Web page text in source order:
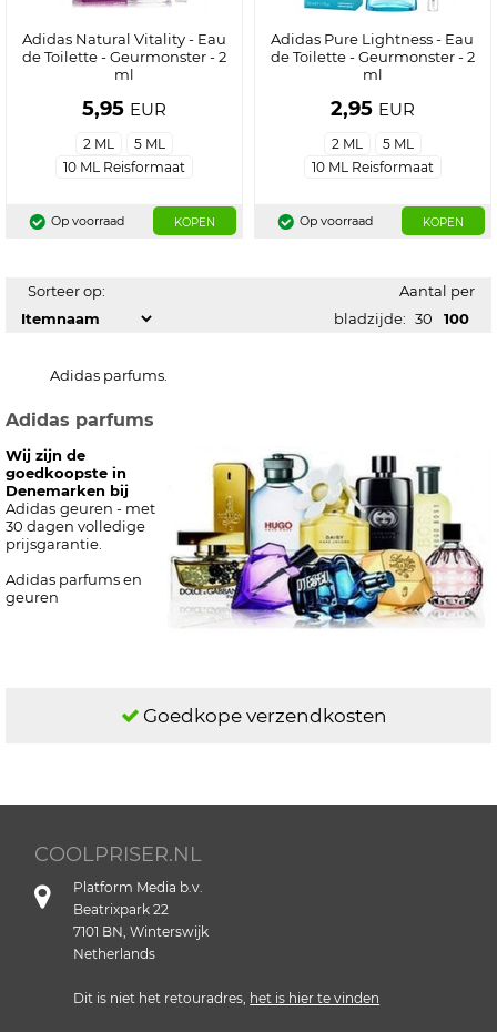
Adidas Natural Vitality - Eau
de Toilette - Geurmonster - 2
ml
5,95 EUR
2 ML
5 ML
10 ML Reisformaat
Op voorraad KOPEN
Adidas Pure Lightness - Eau
de Toilette - Geurmonster - 2
ml
2,95 EUR
2 ML
5 ML
10 ML Reisformaat
Op voorraad KOPEN
Sorteer op:
Aantal per
bladzijde: 30 100
Adidas parfums.
Adidas parfums
Wij zijn de
goedkoopste in
Denemarken bij
Adidas geuren - met
30 dagen volledige
prijsgarantie.
Adidas parfums en
geuren
Goedkope verzendkosten
COOLPRISER.NL
Platform Media b.v.
Beatrixpark 22
7101 BN, Winterswijk
Netherlands
Dit is niet het retouradres, het is hier te vinden